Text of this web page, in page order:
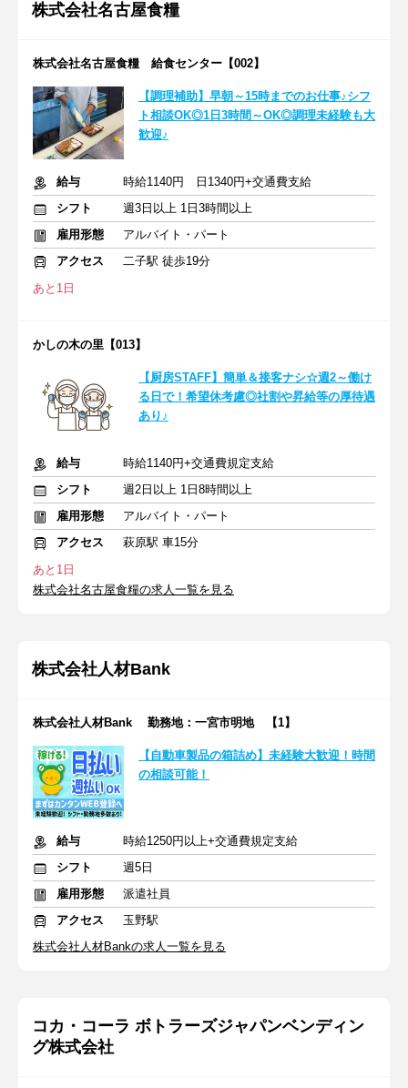
株式会社名古屋食糧
株式会社名古屋食糧 給食センター【002】
【調理補助】早朝～15時までのお仕事♪シフ
ト相談OK◎1日3時間～OK◎調理未経験も大
歓迎♪
給与
時給1140円 日1340円+交通費支給
シフト
週3日以上 1日3時間以上
雇用形態
アルバイト・パート
アクセス
二子駅 徒歩19分
あと1日
かしの木の里【013】
【厨房STAFF】簡単＆接客ナシ☆週2～働け
る日で！希望休考慮◎社割や昇給等の厚待遇
あり♪
給与
時給1140円+交通費規定支給
シフト
週2日以上 1日8時間以上
雇用形態
アルバイト・パート
アクセス
萩原駅 車15分
あと1日
株式会社名古屋食糧の求人一覧を見る
株式会社人材Bank
株式会社人材Bank 勤務地：一宮市明地 【1】
【自動車製品の箱詰め】未経験大歓迎！時間
の相談可能！
給与
時給1250円以上+交通費規定支給
シフト
週5日
雇用形態
派遣社員
アクセス
玉野駅
株式会社人材Bankの求人一覧を見る
コカ・コーラ ボトラーズジャパンベンディン
グ株式会社